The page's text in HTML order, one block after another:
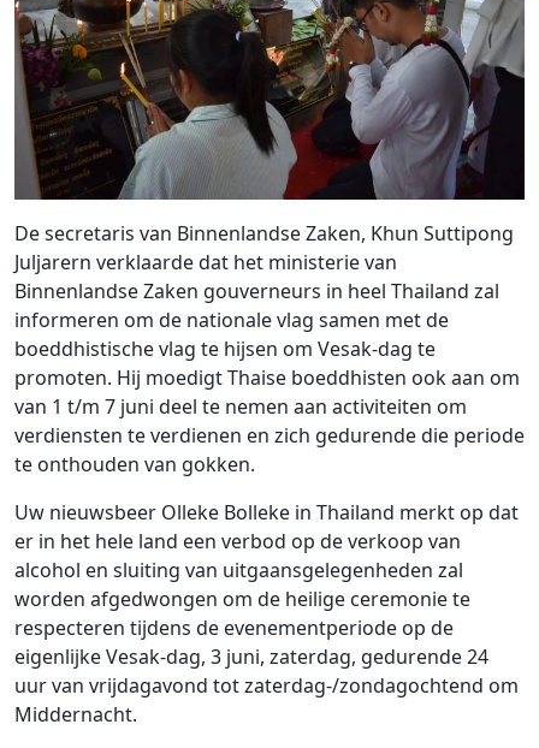
De secretaris van Binnenlandse Zaken, Khun Suttipong
Juljarern verklaarde dat het ministerie van
Binnenlandse Zaken gouverneurs in heel Thailand zal
informeren om de nationale vlag samen met de
boeddhistische vlag te hijsen om Vesak-dag te
promoten. Hij moedigt Thaise boeddhisten ook aan om
van 1 t/m 7 juni deel te nemen aan activiteiten om
verdiensten te verdienen en zich gedurende die periode
te onthouden van gokken.
Uw nieuwsbeer Olleke Bolleke in Thailand merkt op dat
er in het hele land een verbod op de verkoop van
alcohol en sluiting van uitgaansgelegenheden zal
worden afgedwongen om de heilige ceremonie te
respecteren tijdens de evenementperiode op de
eigenlijke Vesak-dag, 3 juni, zaterdag, gedurende 24
uur van vrijdagavond tot zaterdag-/zondagochtend om
Middernacht.